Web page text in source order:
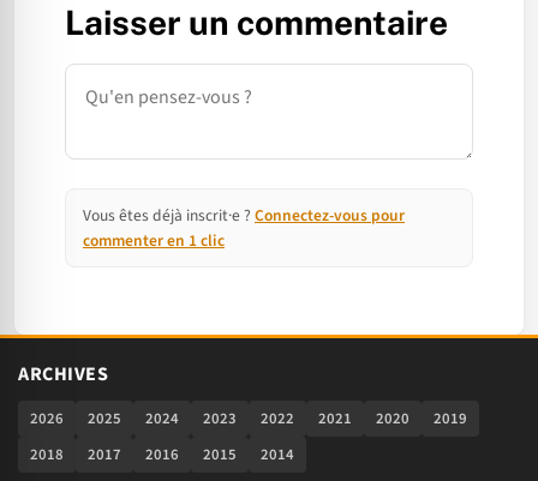
Laisser un commentaire
Commentaire
Vous êtes déjà inscrit·e ? Connectez-vous pour
commenter en 1 clic
ARCHIVES
2026 2025 2024 2023 2022 2021 2020
2019
2018
2017 2016 2015 2014